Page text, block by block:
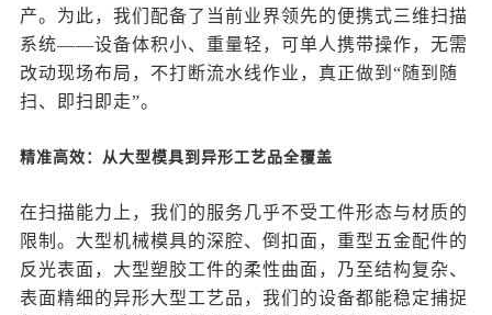
产。为此，我们配备了当前业界领先的便携式三维扫描
系统——设备体积小、重量轻，可单人携带操作，无需
改动现场布局，不打断流水线作业，真正做到“随到随
扫、即扫即走”。
精准高效：从大型模具到异形工艺品全覆盖
在扫描能力上，我们的服务几乎不受工件形态与材质的
限制。大型机械模具的深腔、倒扣面，重型五金配件的
反光表面，大型塑胶工件的柔性曲面，乃至结构复杂、
表面精细的异形大型工艺品，我们的设备都能稳定捕捉